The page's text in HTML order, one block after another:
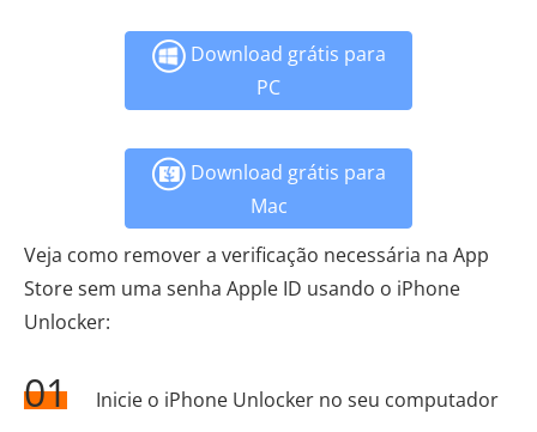
Download grátis para
PC
Download grátis para
Mac
Veja como remover a verificação necessária na App
Store sem uma senha Apple ID usando o iPhone
Unlocker:
01
Inicie o iPhone Unlocker no seu computador